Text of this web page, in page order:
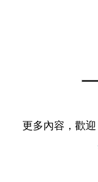
更多內容，歡迎